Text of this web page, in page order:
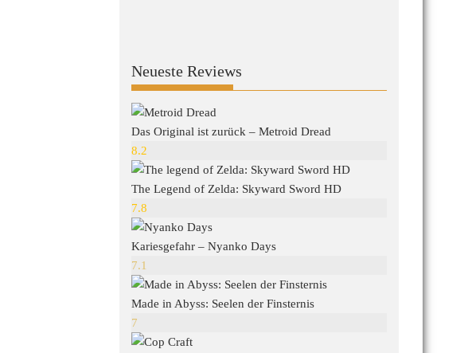
Neueste Reviews
Das Original ist zurück – Metroid Dread
8.2
The Legend of Zelda: Skyward Sword HD
7.8
Kariesgefahr – Nyanko Days
7.1
Made in Abyss: Seelen der Finsternis
7